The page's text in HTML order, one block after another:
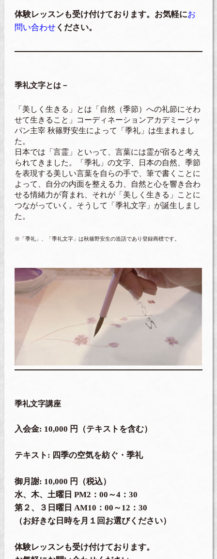
体験レッスンも受け付けております。お気軽にお
問い合わせ ください。
季礼文字とは－
「美しく生きる」とは「自然（季節）への礼節にそわ
せて生きること」コーディネーションアカデミージャ
パン主宰 秋篠野安生によって「季礼」は生まれまし
た。
日本では「言霊」といって、言葉には霊が宿ると考え
られてきました。「季礼」の文字、日本の自然、季節
を表現する美しい言葉を自らの手で、筆で書くことに
よって、自分の内面を整える力、自然と心を響き合わ
せる情緒力が育まれ、それが「美しく生きる」ことに
つながっていく。そうして「季礼文字」が誕生しまし
た。
※「季礼」、「季礼文字」は秋篠野安生の造語であり登録商標です。
季礼文字講座
入会金: 10,000 円（テキストを含む）
テキスト: 四季の空気を紡ぐ・季礼
御月謝: 10,000 円（税込）
水、木、土曜日 PM2：00～4：30
第２、３日曜日 AM10：00～12：30
（お好きな日時を月１回お選びください）
体験レッスンも受け付けております。